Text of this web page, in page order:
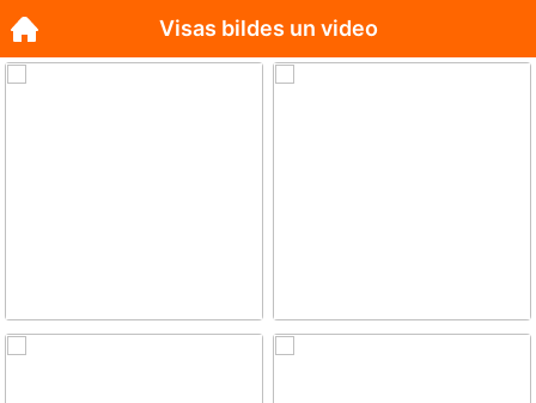
Visas bildes un video